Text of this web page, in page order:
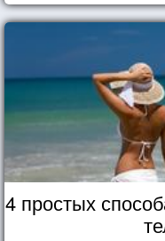
4 простых